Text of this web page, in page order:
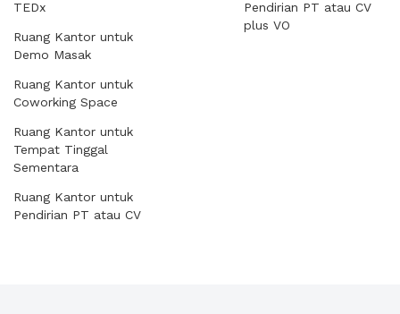
TEDx
Ruang Kantor untuk
Demo Masak
Ruang Kantor untuk
Coworking Space
Ruang Kantor untuk
Tempat Tinggal
Sementara
Ruang Kantor untuk
Pendirian PT atau CV
Pendirian PT atau CV
plus VO